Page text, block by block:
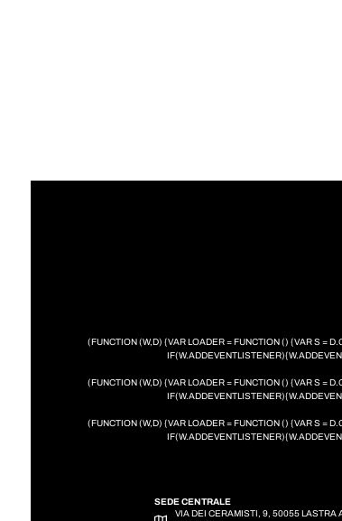
(FUNCTION (W,D) {VAR LOADER = FUNCTION () {VAR S =
(FUNCTION (W,D) {VAR LOADER = FUNCTION () {VAR S =
(FUNCTION (W,D) {VAR LOADER = FUNCTION () {VAR S =
SEDE CENTRALE
VIA DEI CERAMISTI, 9, 50055 LASTRA